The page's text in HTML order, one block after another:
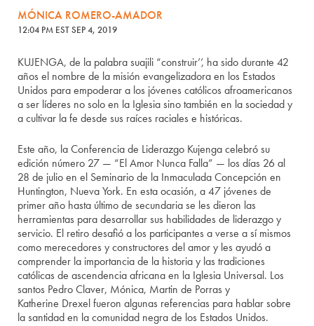
MÓNICA ROMERO-AMADOR
12:04 PM EST SEP 4, 2019
KUJENGA, de la palabra suajili “construir’’, ha sido durante 42
años el nombre de la misión evangelizadora en los Estados
Unidos para empoderar a los jóvenes católicos afroamericanos
a ser líderes no solo en la Iglesia sino también en la sociedad y
a cultivar la fe desde sus raíces raciales e históricas.
Este año, la Conferencia de Liderazgo Kujenga celebró su
edición número 27 — “El Amor Nunca Falla” — los días 26 al
28 de julio en el Seminario de la Inmaculada Concepción en
Huntington, Nueva York. En esta ocasión, a 47 jóvenes de
primer año hasta último de secundaria se les dieron las
herramientas para desarrollar sus habilidades de liderazgo y
servicio. El retiro desafió a los participantes a verse a sí mismos
como merecedores y constructores del amor y les ayudó a
comprender la importancia de la historia y las tradiciones
católicas de ascendencia africana en la Iglesia Universal. Los
santos Pedro Claver, Mónica, Martin de Porras y
Katherine Drexel fueron algunas referencias para hablar sobre
la santidad en la comunidad negra de los Estados Unidos.